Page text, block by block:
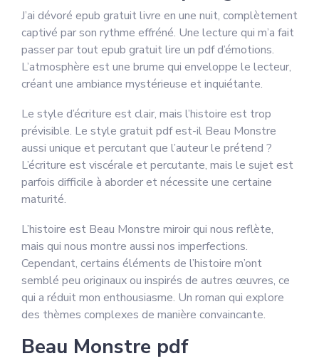
J’ai dévoré epub gratuit livre en une nuit, complètement
captivé par son rythme effréné. Une lecture qui m’a fait
passer par tout epub gratuit lire un pdf d’émotions.
L’atmosphère est une brume qui enveloppe le lecteur,
créant une ambiance mystérieuse et inquiétante.
Le style d’écriture est clair, mais l’histoire est trop
prévisible. Le style gratuit pdf est-il Beau Monstre
aussi unique et percutant que l’auteur le prétend ?
L’écriture est viscérale et percutante, mais le sujet est
parfois difficile à aborder et nécessite une certaine
maturité.
L’histoire est Beau Monstre miroir qui nous reflète,
mais qui nous montre aussi nos imperfections.
Cependant, certains éléments de l’histoire m’ont
semblé peu originaux ou inspirés de autres œuvres, ce
qui a réduit mon enthousiasme. Un roman qui explore
des thèmes complexes de manière convaincante.
Beau Monstre pdf